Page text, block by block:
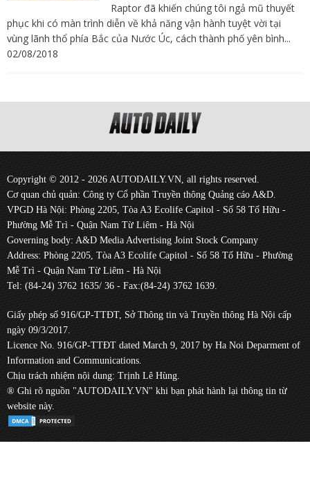
Raptor đã khiến chúng tôi ngả mũ thuyết
phục khi có màn trình diễn về khả năng vận hành tuyệt vời tại
vùng lãnh thổ phía Bắc của Nước Úc, cách thành phố yên bình...
02/08/2018
Copyright © 2012 - 2026 AUTODAILY.VN, all rights reserved.
Cơ quan chủ quản: Công ty Cổ phần Truyền thông Quảng cáo A&D.
VPGD Hà Nội: Phòng 2205, Tòa A3 Ecolife Capitol - Số 58 Tố Hữu -
Phường Mễ Trì - Quận Nam Từ Liêm - Hà Nội
Governing body: A&D Media Advertising Joint Stock Company
Address: Phòng 2205, Tòa A3 Ecolife Capitol - Số 58 Tố Hữu - Phường
Mễ Trì - Quận Nam Từ Liêm - Hà Nội
Tel: (84-24) 3762 1635/ 36 - Fax:(84-24) 3762 1639.
Giấy phép số 916/GP-TTĐT, Sở Thông tin và Truyền thông Hà Nội cấp
ngày 09/3/2017.
Licence No. 916/GP-TTĐT dated March 9, 2017 by Ha Noi Deparment of
Information and Communications.
Chịu trách nhiệm nội dung: Trịnh Lê Hùng.
® Ghi rõ nguồn "AUTODAILY.VN" khi bạn phát hành lại thông tin từ
website này.